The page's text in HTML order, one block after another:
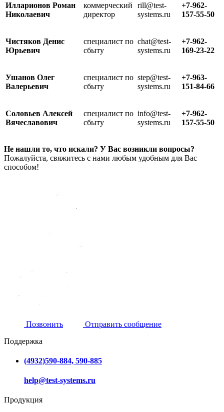
Илларионов Роман
Николаевич
коммерческий
директор
rill@test-
systems.ru
+7-962-
157-55-50
Чистяков Денис
Юрьевич
специалист по
сбыту
chat@test-
systems.ru
+7-962-
169-23-22
Ушанов Олег
Валерьевич
специалист по
сбыту
step@test-
systems.ru
+7-963-
151-84-66
Соловьев Алексей
Вячеславович
специалист по
сбыту
info@test-
systems.ru
+7-962-
157-55-50
Не нашли то, что искали? У Вас возникли вопросы?
Пожалуйста, свяжитесь с нами любым удобным для Вас
способом!
Позвонить
Отправить сообщение
Поддержка
(4932)590-884, 590-885
help@test-systems.ru
Продукция